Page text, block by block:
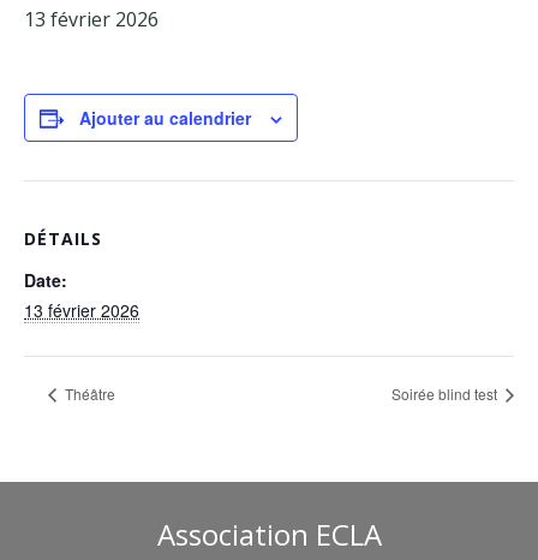
Facebook
13 février 2026
Ajouter au calendrier
DÉTAILS
Date:
13 février 2026
Théâtre Soirée blind test
Association ECLA